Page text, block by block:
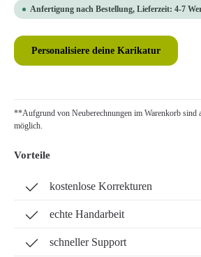
Anfertigung nach Bestellung, Lieferzeit: 4-7
Personalisiere deine Karikatur
**Aufgrund von Neuberechnungen im Warenkorb sind
möglich.
Vorteile
kostenlose Korrekturen
echte Handarbeit
schneller Support